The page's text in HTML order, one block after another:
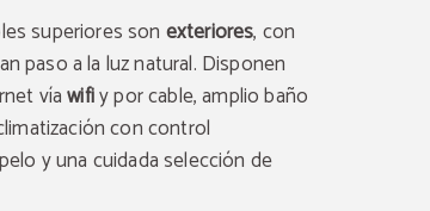
superiores son exteriores, con
paso a la luz natural. Disponen
víawifiy por cable, amplio baño
con control
y una cuidada selección de